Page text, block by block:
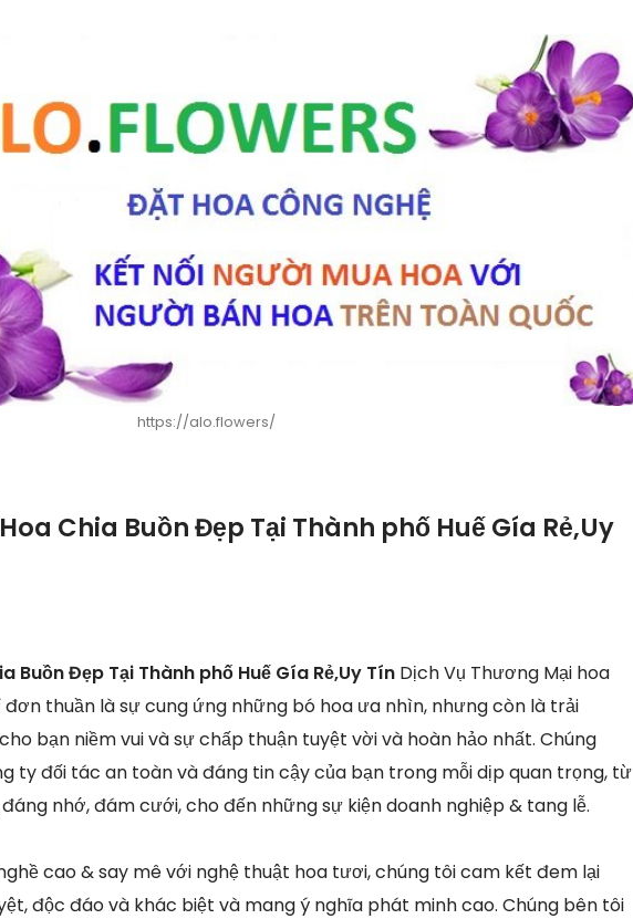
https://alo.flowers/
Chia Buồn Đẹp Tại Thành phố Huế Gía Rẻ,Uy
Buồn Đẹp Tại Thành phố Huế Gía Rẻ,Uy Tín Dịch Vụ Thương Mại hoa
thuần là sự cung ứng những bó hoa ưa nhìn, nhưng còn là trải
bạn niềm vui và sự chấp thuận tuyệt vời và hoàn hảo nhất. Chúng
ty đối tác an toàn và đáng tin cậy của bạn trong mỗi dịp quan trọng, từ
nhớ, đám cưới, cho đến những sự kiện doanh nghiệp & tang lễ.
cao & say mê với nghệ thuật hoa tươi, chúng tôi cam kết đem lại
độc đáo và khác biệt và mang ý nghĩa phát minh cao. Chúng bên tôi